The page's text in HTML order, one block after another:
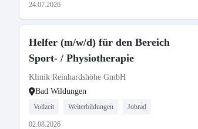
24.07.2026
Helfer (m/w/d) für den Bereich
Sport- / Physiotherapie
Klinik Reinhardshöhe GmbH
Bad Wildungen
Vollzeit Weiterbildungen Jobrad
02.08.2026